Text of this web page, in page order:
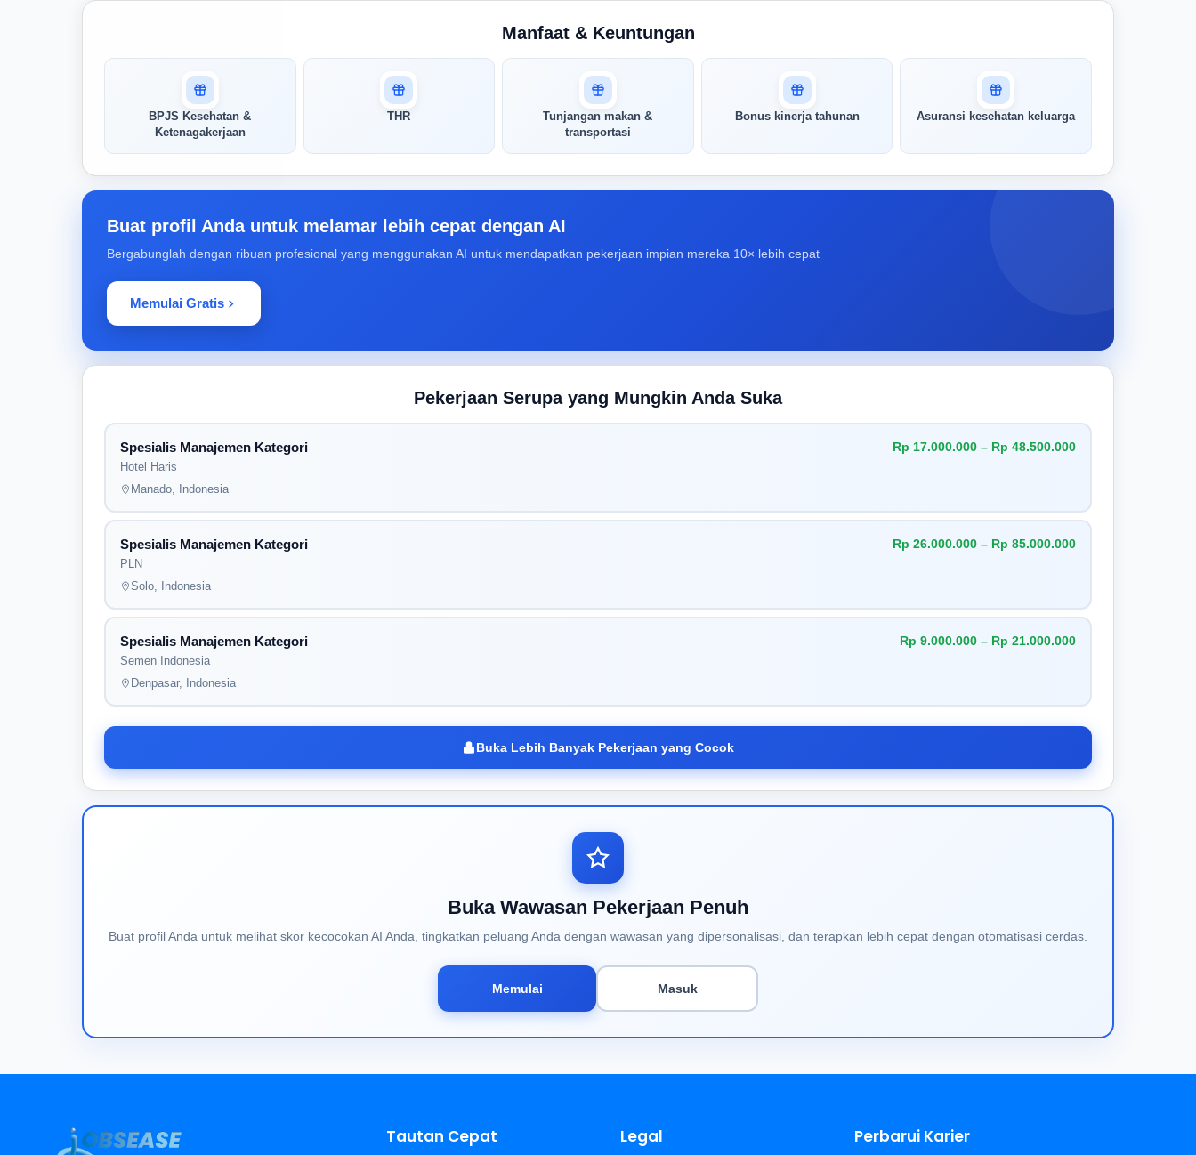
pertandingan AI Anda
AI kami menganalisis profil Anda dan
menunjukkan seberapa cocok keahlian
Anda dengan peran ini
Saya
Manfaat & Keuntungan
BPJS Kesehatan &
Ketenagakerjaan
THR
Tunjangan makan &
transportasi
Bonus kinerja tahunan Asuransi kesehatan keluarga
Buat profil Anda untuk melamar lebih cepat dengan AI
Bergabunglah dengan ribuan profesional yang menggunakan AI untuk mendapatkan pekerjaan impian mereka 10× lebih cepat
Memulai Gratis
Pekerjaan Serupa yang Mungkin Anda Suka
Spesialis Manajemen Kategori
Hotel Haris
Rp 17.000.000 – Rp 48.500.000
Manado, Indonesia
Spesialis Manajemen Kategori
PLN
Rp 26.000.000 – Rp 85.000.000
Solo, Indonesia
Spesialis Manajemen Kategori
Semen Indonesia
Rp 9.000.000 – Rp 21.000.000
Denpasar, Indonesia
Buka Lebih Banyak Pekerjaan yang Cocok
Buka Wawasan Pekerjaan Penuh
Buat profil Anda untuk melihat skor kecocokan AI Anda, tingkatkan peluang Anda dengan wawasan yang dipersonalisasi, dan terapkan lebih cepat dengan otomatisasi cerdas.
Memulai Masuk
Tautan Cepat Legal Perbarui Karier